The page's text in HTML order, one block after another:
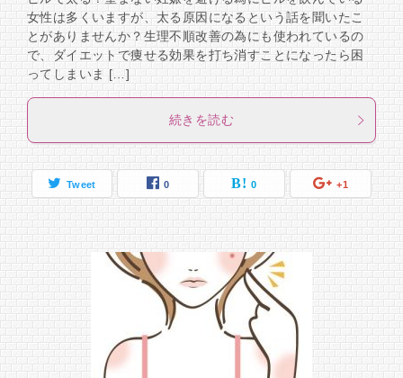
女性は多くいますが、太る原因になるという話を聞いたこ
とがありませんか？生理不順改善の為にも使われているの
で、ダイエットで痩せる効果を打ち消すことになったら困
ってしまいま […]
続きを読む
Tweet 0 0 +1